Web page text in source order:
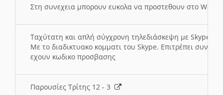
Στη συνεχεια μπορουν ευκολα να προστεθουν στο Word
Ταχύτατη και απλή σύγχρονη τηλεδιάσκεψη με Skype
Με το διαδικτυακο κομματι του Skype. Επιτρέπει
εχουν κωδικο προσβασης
Παρουσίες Τρίτης 12 - 3